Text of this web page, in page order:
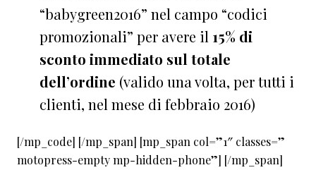
“babygreen2016” nel campo “codici
promozionali” per avere il 15% di
sconto immediato sul totale
dell’ordine (valido una volta, per tutti i
clienti, nel mese di febbraio 2016)
[/mp_code] [/mp_span] [mp_span col=”1″ classes=”
motopress-empty mp-hidden-phone”] [/mp_span]